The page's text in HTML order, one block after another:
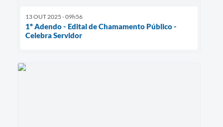
13 OUT 2025 - 09h56
1º Adendo - Edital de Chamamento Público -
Celebra Servidor